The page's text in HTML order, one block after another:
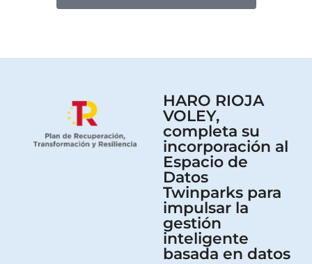
HARO RIOJA
VOLEY,
completa su
incorporación al
Espacio de
Datos
Twinparks para
impulsar la
gestión
inteligente
basada en datos